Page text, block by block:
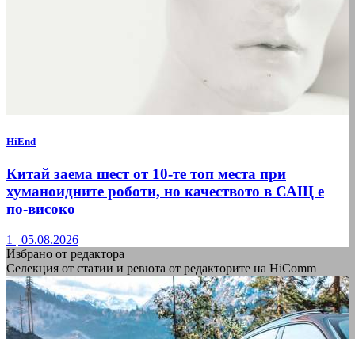
HiEnd
Китай заема шест от 10-те топ места при
хуманоидните роботи, но качеството в САЩ е
по-високо
1 | 05.08.2026
Избрано от редактора
Селекция от статии и ревюта от редакторите на HiComm